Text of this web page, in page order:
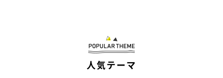
人気テーマ